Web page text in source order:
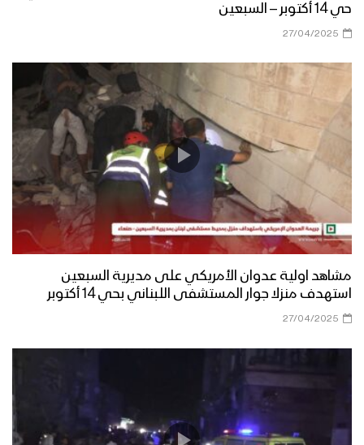
حي 14 أكتوبر – السبعين
27/04/2025
مشاهد اولية عدوان الأمريكي على مديرية السبعين
استهدف منزلا جوار المستشفى اللبناني بحي 14 أكتوبر
27/04/2025